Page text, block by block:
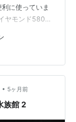
に使っていま
ヤモンド580AL
入りますの
よほどのこと
ことがありま
じます。 ペン
抵抗はありま
• 5ヶ月前
族館 2